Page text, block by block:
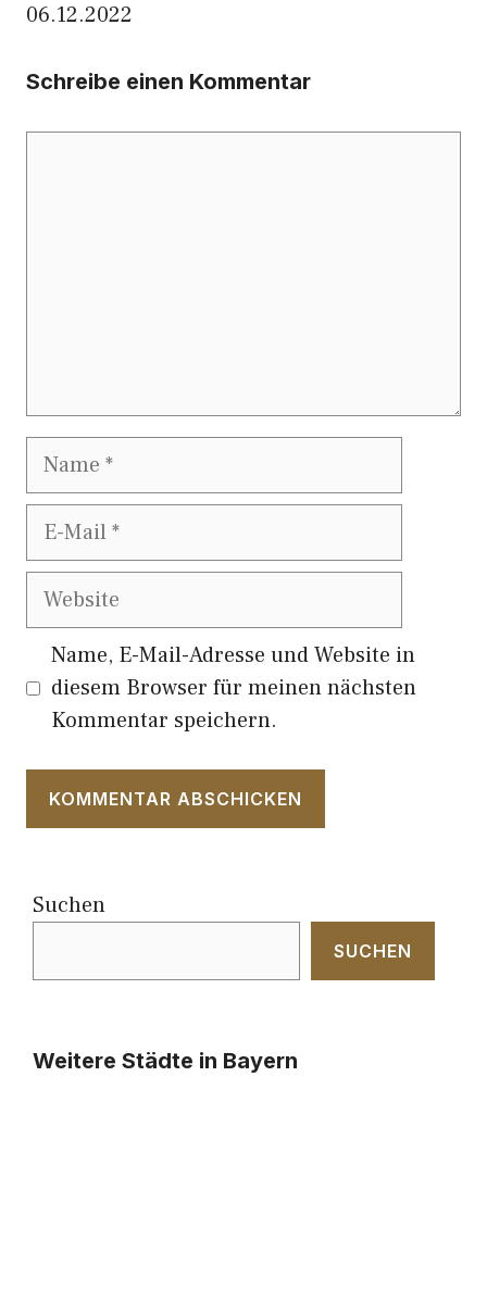
06.12.2022
Schreibe einen Kommentar
Name
E-
Website
Name, E-Mail-Adresse und Website in
diesem Browser für meinen nächsten
Kommentar speichern.
Suchen
SUCHEN
Weitere Städte in Bayern